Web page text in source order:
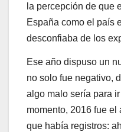
la percepción de que
España como el país
desconfiaba de los
Ese año dispuso un
no solo fue negativo,
algo malo sería para
momento, 2016 fue
que había registros: